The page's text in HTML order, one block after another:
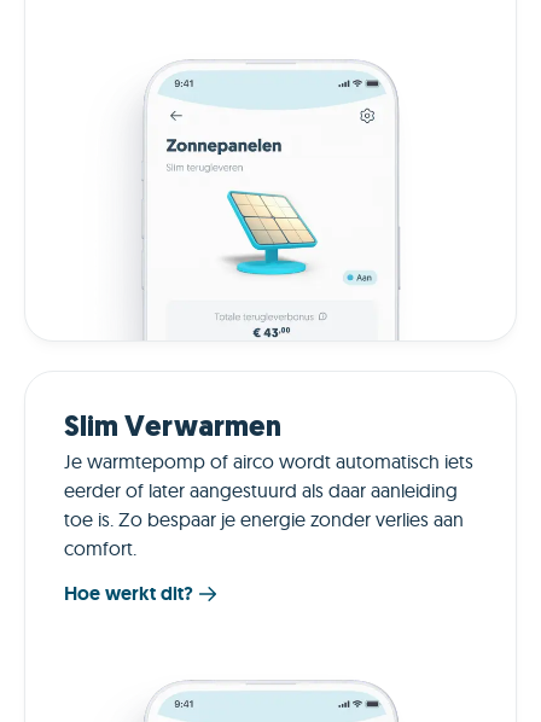
Slim Verwarmen
Je warmtepomp of airco wordt automatisch iets
eerder of later aangestuurd als daar aanleiding
toe is. Zo bespaar je energie zonder verlies aan
comfort.
Hoe werkt dit?